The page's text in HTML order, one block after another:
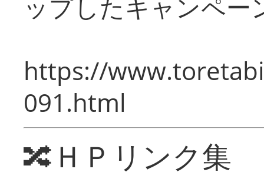
ップしたキャンペー
https://
091.html
🔀ＨＰリンク集